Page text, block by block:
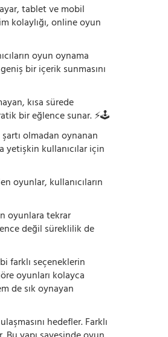
tablet ve mobil
kolaylığı, online oyun
oyun oynama
bir içerik sunmasını
kısa sürede
bir eğlence sunar. ⚡🕹️
olmadan oynanan
yetişkin kullanıcılar için
oyunlar, kullanıcıların
oyunlara tekrar
değil süreklilik de
farklı seçeneklerin
oyunları kolayca
de sık oynayan
hedefler. Farklı